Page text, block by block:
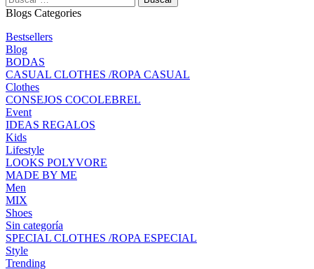
Blogs Categories
Bestsellers
Blog
BODAS
CASUAL CLOTHES /ROPA CASUAL
Clothes
CONSEJOS COCOLEBREL
Event
IDEAS REGALOS
Kids
Lifestyle
LOOKS POLYVORE
MADE BY ME
Men
MIX
Shoes
Sin categoría
SPECIAL CLOTHES /ROPA ESPECIAL
Style
Trending